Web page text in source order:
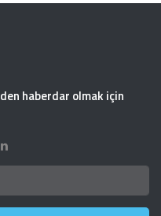
haberdar olmak için